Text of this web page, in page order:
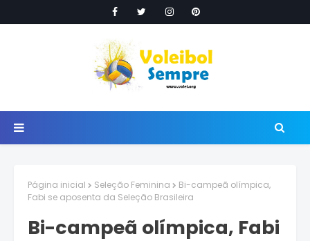
Página inicial Seleção Feminina
Bi-campeã olímpica,
Fabi se aposenta da Seleção Brasileira
Bi-campeã olímpica, Fabi